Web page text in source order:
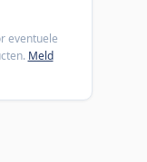
eventuele
Meld